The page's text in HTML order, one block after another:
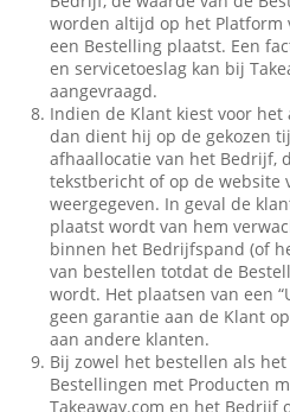
worden altijd op het Platform
een Bestelling plaatst. Een
en servicetoeslag kan bij
aangevraagd.
Indien de Klant kiest voor
dan dient hij op de gekozen
afhaallocatie van het Bedrijf,
tekstbericht of op de website
weergegeven. In geval de
plaatst wordt van hem
binnen het Bedrijfspand (of
van bestellen totdat de
wordt. Het plaatsen van een
geen garantie aan de Klant
aan andere klanten.
Bij zowel het bestellen als
Bestellingen met Producten
Takeaway.com en het Bedrijf